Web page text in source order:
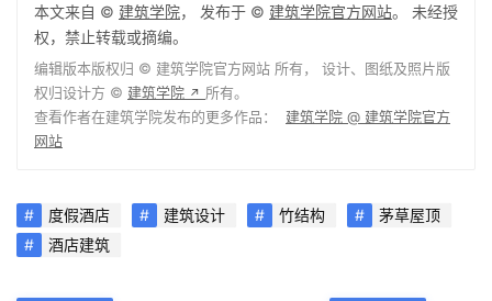
本文来自 © 建筑学院， 发布于 © 建筑学院官方网站。 未经授
权，禁止转载或摘编。
编辑版本版权归 © 建筑学院官方网站 所有， 设计、图纸及照片版
权归设计方 © 建筑学院 ↗ 所有。
查看作者在建筑学院发布的更多作品： 建筑学院 @ 建筑学院官方
网站
度假酒店 建筑设计 竹结构
茅草屋顶
酒店建筑